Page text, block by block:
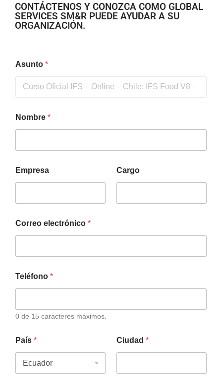
CONTÁCTENOS Y CONOZCA COMO GLOBAL
SERVICES SM&R PUEDE AYUDAR A SU
ORGANIZACIÓN.
Asunto *
Nombre *
Empresa Cargo
Correo electrónico *
Teléfono *
0 de 15 caracteres máximos.
País * Ciudad *